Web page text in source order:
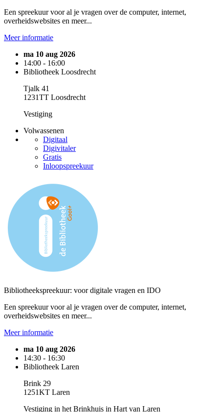
Een spreekuur voor al je vragen over de computer, internet,
overheidswebsites en meer...
Meer informatie
ma 10 aug 2026
14:00 - 16:00
Bibliotheek Loosdrecht
Tjalk 41
1231TT Loosdrecht
Vestiging
Volwassenen
Digitaal
Digivitaler
Gratis
Inloopspreekuur
Bibliotheekspreekuur: voor digitale vragen en IDO
Een spreekuur voor al je vragen over de computer, internet,
overheidswebsites en meer...
Meer informatie
ma 10 aug 2026
14:30 - 16:30
Bibliotheek Laren
Brink 29
1251KT Laren
Vestiging in het Brinkhuis in Hart van Laren